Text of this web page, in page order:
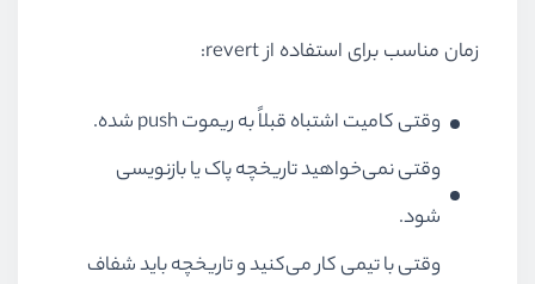
زمان مناسب برای استفاده از revert:
وقتی کامیت اشتباه قبلاً به ریموت push شده.
وقتی نمی‌خواهید تاریخچه پاک یا بازنویسی
شود.
وقتی با تیمی کار می‌کنید و تاریخچه باید شفاف